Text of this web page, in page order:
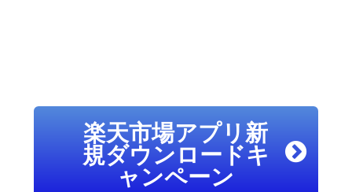
楽天市場アプリ新
規ダウンロードキ
ャンペーン